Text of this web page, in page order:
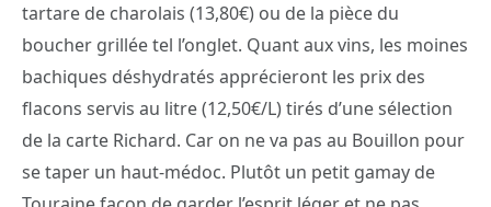
tartare de charolais (13,80€) ou de la pièce du
boucher grillée tel l’onglet. Quant aux vins, les moines
bachiques déshydratés apprécieront les prix des
flacons servis au litre (12,50€/L) tirés d’une sélection
de la carte Richard. Car on ne va pas au Bouillon pour
se taper un haut-médoc. Plutôt un petit gamay de